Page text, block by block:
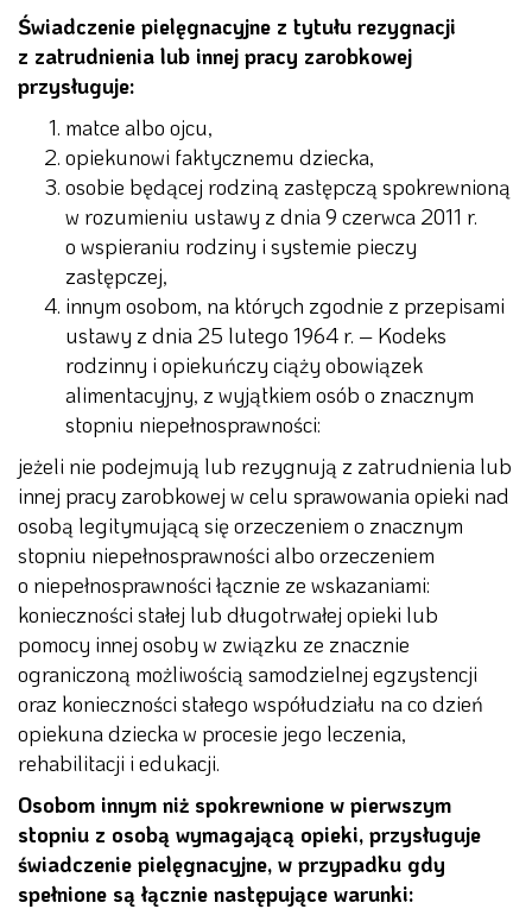
Świadczenie pielęgnacyjne z tytułu rezygnacji
z zatrudnienia lub innej pracy zarobkowej
przysługuje:
matce albo ojcu,
opiekunowi faktycznemu dziecka,
osobie będącej rodziną zastępczą spokrewnioną
w rozumieniu ustawy z dnia 9 czerwca 2011 r.
o wspieraniu rodziny i systemie pieczy
zastępczej,
innym osobom, na których zgodnie z przepisami
ustawy z dnia 25 lutego 1964 r. – Kodeks
rodzinny i opiekuńczy ciąży obowiązek
alimentacyjny, z wyjątkiem osób o znacznym
stopniu niepełnosprawności:
jeżeli nie podejmują lub rezygnują z zatrudnienia lub
innej pracy zarobkowej w celu sprawowania opieki nad
osobą legitymującą się orzeczeniem o znacznym
stopniu niepełnosprawności albo orzeczeniem
o niepełnosprawności łącznie ze wskazaniami:
konieczności stałej lub długotrwałej opieki lub
pomocy innej osoby w związku ze znacznie
ograniczoną możliwością samodzielnej egzystencji
oraz konieczności stałego współudziału na co dzień
opiekuna dziecka w procesie jego leczenia,
rehabilitacji i edukacji.
Osobom innym niż spokrewnione w pierwszym
stopniu z osobą wymagającą opieki, przysługuje
świadczenie pielęgnacyjne, w przypadku gdy
spełnione są łącznie następujące warunki: